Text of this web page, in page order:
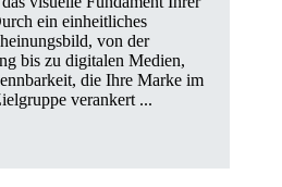
ein einheitliches
von der
bis zu digitalen Medien,
die Ihre Marke im
verankert ...